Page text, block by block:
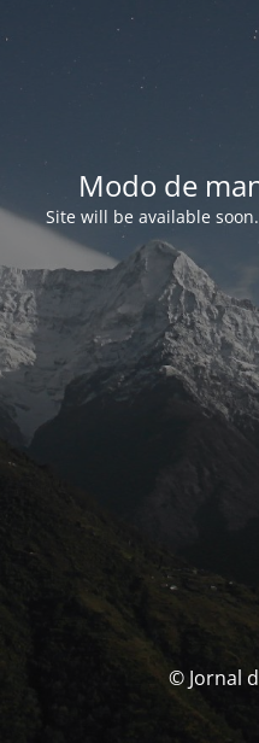
Modo de
Site will be available
© Jornal